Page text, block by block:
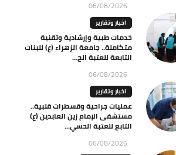
06/08/2026
اخبار وتقارير
خدمات طبية وإرشادية وتقنية
متكاملة.. جامعة الزهراء (ع) للبنات
التابعة للعتبة الح...
06/08/2026
اخبار وتقارير
عمليات جراحية وقسطرات قلبية..
مستشفى الإمام زين العابدين (ع)
التابع للعتبة الحسي...
06/08/2026